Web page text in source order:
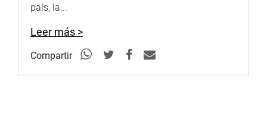
país, la...
Leer más >
Compartir